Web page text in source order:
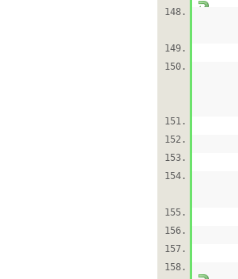
148.
149.
150.
151.
152.
153.
154.
155.
156.
157.
158.